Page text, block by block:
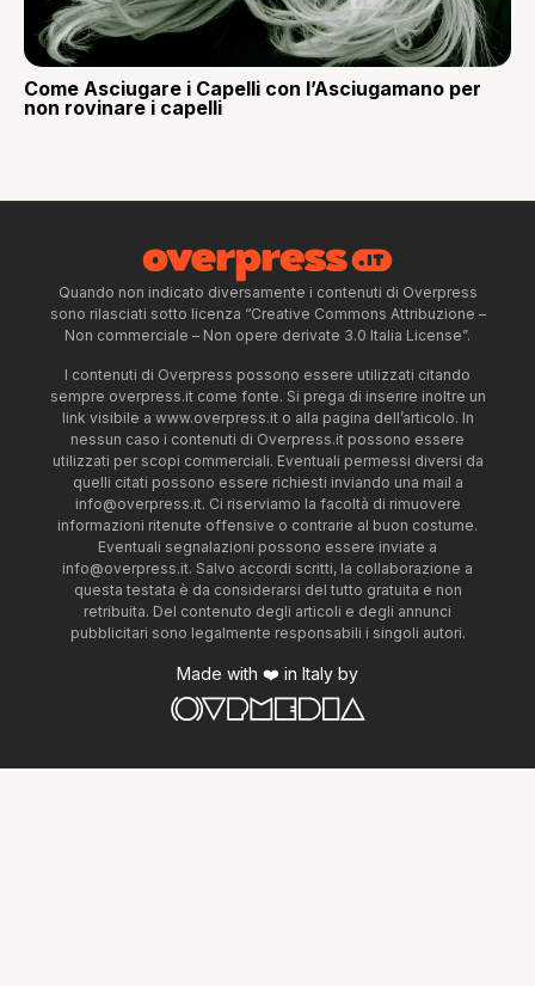
Come Asciugare i Capelli con l’Asciugamano per
non rovinare i capelli
Quando non indicato diversamente i contenuti di Overpress
sono rilasciati sotto licenza “Creative Commons Attribuzione –
Non commerciale – Non opere derivate 3.0 Italia License”.
I contenuti di Overpress possono essere utilizzati citando
sempre overpress.it come fonte. Si prega di inserire inoltre un
link visibile a www.overpress.it o alla pagina dell’articolo. In
nessun caso i contenuti di Overpress.it possono essere
utilizzati per scopi commerciali. Eventuali permessi diversi da
quelli citati possono essere richiesti inviando una mail a
info@overpress.it. Ci riserviamo la facoltà di rimuovere
informazioni ritenute offensive o contrarie al buon costume.
Eventuali segnalazioni possono essere inviate a
info@overpress.it. Salvo accordi scritti, la collaborazione a
questa testata è da considerarsi del tutto gratuita e non
retribuita. Del contenuto degli articoli e degli annunci
pubblicitari sono legalmente responsabili i singoli autori.
Made with ❤️ in Italy by